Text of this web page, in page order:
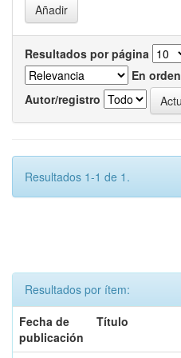
Resultados por página
En orden
Autor/registro
Resultados 1-1 de 1.
Resultados por ítem:
Fecha de
publicación
Título